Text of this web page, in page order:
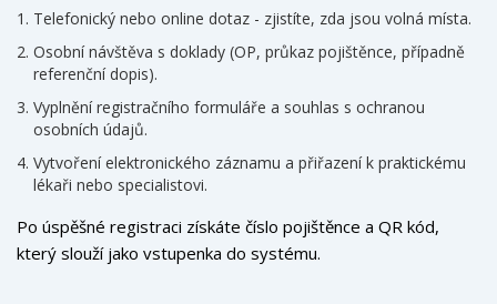
Telefonický nebo online dotaz - zjistíte, zda jsou volná místa.
Osobní návštěva s doklady (OP, průkaz pojištěnce, případně
referenční dopis).
Vyplnění registračního formuláře a souhlas s ochranou
osobních údajů.
Vytvoření elektronického záznamu a přiřazení k praktickému
lékaři nebo specialistovi.
Po úspěšné registraci získáte číslo pojištěnce a QR kód,
který slouží jako vstupenka do systému.